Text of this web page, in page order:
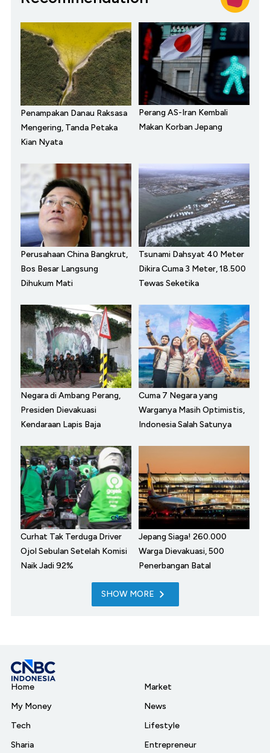
Penampakan Danau Raksasa
Mengering, Tanda Petaka
Kian Nyata
Perang AS-Iran Kembali
Makan Korban Jepang
Perusahaan China Bangkrut,
Bos Besar Langsung
Dihukum Mati
Tsunami Dahsyat 40 Meter
Dikira Cuma 3 Meter, 18.500
Tewas Seketika
Negara di Ambang Perang,
Presiden Dievakuasi
Kendaraan Lapis Baja
Cuma 7 Negara yang
Warganya Masih Optimistis,
Indonesia Salah Satunya
Curhat Tak Terduga Driver
Ojol Sebulan Setelah Komisi
Naik Jadi 92%
Jepang Siaga! 260.000
Warga Dievakuasi, 500
Penerbangan Batal
SHOW MORE
Home
My Money
Tech
Sharia
Market
News
Lifestyle
Entrepreneur